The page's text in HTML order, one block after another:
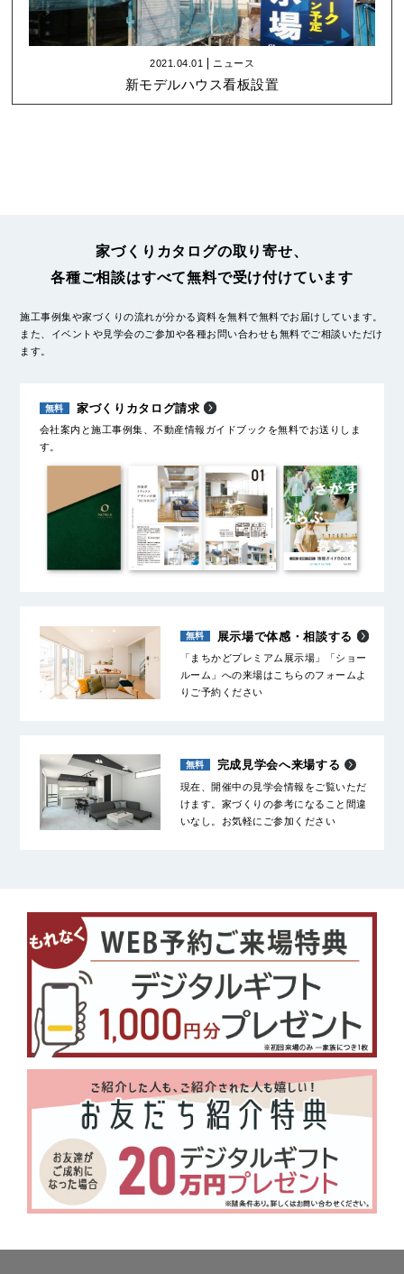
2021.04.01 ニュース
新モデルハウス看板設置
家づくりカタログの取り寄せ、
各種ご相談はすべて無料で受け付けています
施工事例集や家づくりの流れが分かる資料を無料で無料でお届けしています。
また、イベントや見学会のご参加や各種お問い合わせも無料でご相談いただけ
ます。
家づくりカタログ請求
会社案内と施工事例集、不動産情報ガイドブックを無料でお送りしま
す。
展示場で体感・相談する
「まちかどプレミアム展示場」「ショー
ルーム」への来場はこちらのフォームよ
りご予約ください
完成見学会へ来場する
現在、開催中の見学会情報をご覧いただ
けます。家づくりの参考になること間違
いなし。お気軽にご参加ください